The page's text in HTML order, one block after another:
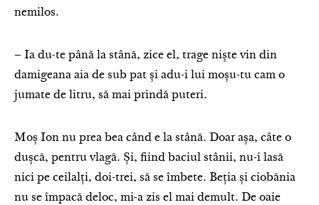
nemilos.
– Ia du-te până la stână, zice el, trage niște vin din
damigeana aia de sub pat și adu-i lui moșu-tu cam o
jumate de litru, să mai prindă puteri.
Moș Ion nu prea bea când e la stână. Doar așa, câte o
dușcă, pentru vlagă. Și, fiind baciul stânii, nu-i lasă
nici pe ceilalți, doi-trei, să se îmbete. Beția și ciobănia
nu se împacă deloc, mi-a zis el mai demult. De oaie